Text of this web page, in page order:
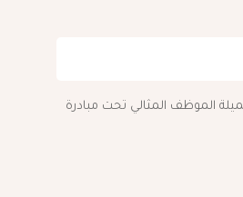
الموظف المثالي تحت مبادرة